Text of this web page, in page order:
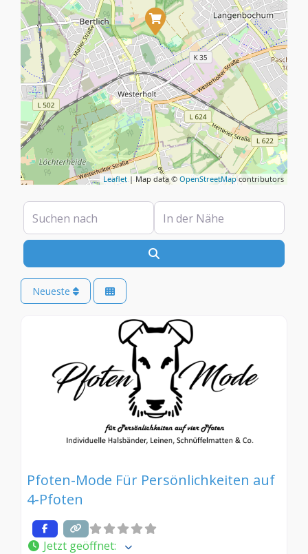
Leaflet| Map data © OpenStreetMapcontributors
Suchen nach In der Nähe
Neueste
Pfoten-Mode Für Persönlichkeiten auf
4-Pfoten
Jetzt geöffnet: